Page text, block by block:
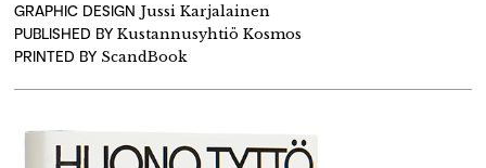
GRAPHIC DESIGN Jussi Karjalainen
PUBLISHED BY Kustannusyhtiö Kosmos
PRINTED BY ScandBook